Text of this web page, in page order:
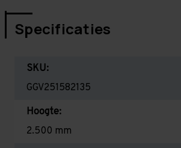
Specificaties
SKU:
GGV251582135
Hoogte:
2.500 mm